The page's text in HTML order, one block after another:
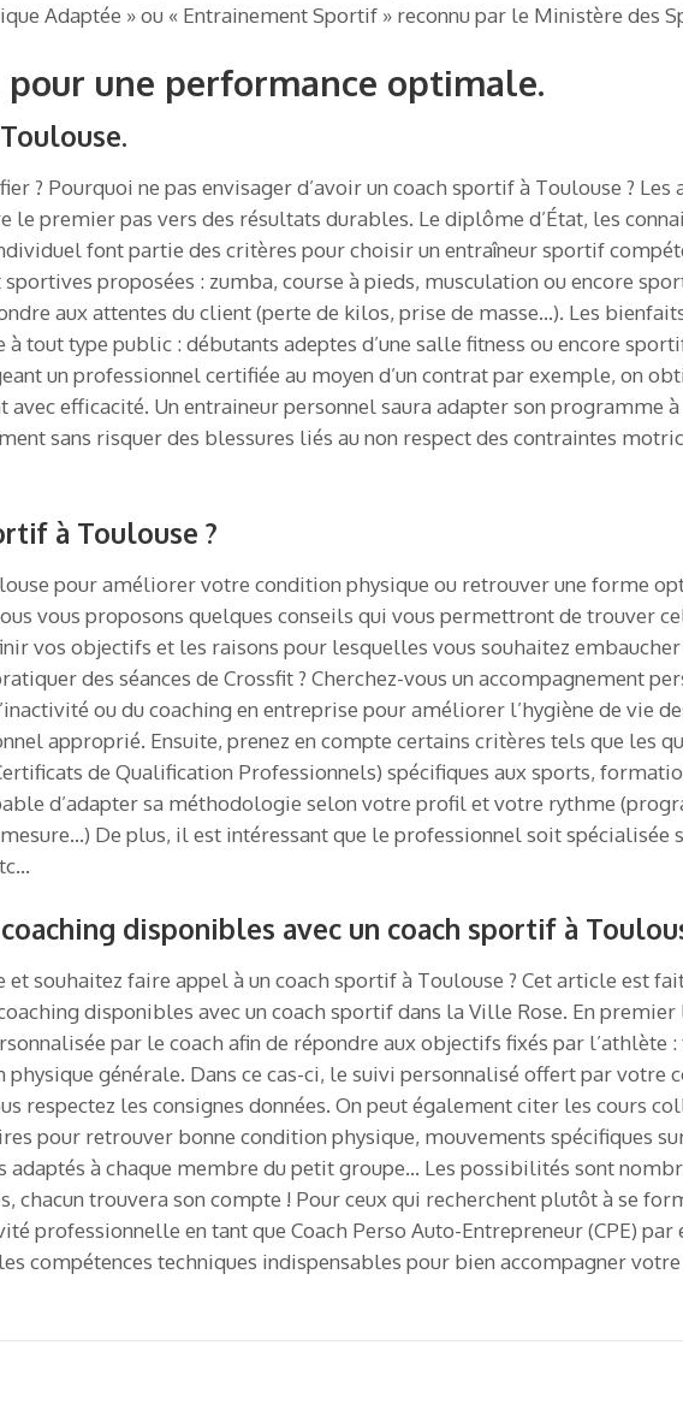
Adaptée » ou « Entrainement Sportif » reconnu par le Ministère des
une performance optimale.
? Pourquoi ne pas envisager d’avoir un coach sportif à Toulouse ?
le premier pas vers des résultats durables. Le diplôme d’État, les
font partie des critères pour choisir un entraîneur sportif
proposées : zumba, course à pieds, musculation ou encore
aux attentes du client (perte de kilos, prise de masse…). Les
à tout type public : débutants adeptes d’une salle fitness ou encore
un professionnel certifiée au moyen d’un contrat par exemple, on
avec efficacité. Un entraineur personnel saura adapter son programme
sans risquer des blessures liés au non respect des contraintes
à Toulouse ?
pour améliorer votre condition physique ou retrouver une forme
vous proposons quelques conseils qui vous permettront de trouver
vos objectifs et les raisons pour lesquelles vous souhaitez
des séances de Crossfit ? Cherchez-vous un accompagnement
ou du coaching en entreprise pour améliorer l’hygiène de vie
approprié. Ensuite, prenez en compte certains critères tels que les
de Qualification Professionnels) spécifiques aux sports,
d’adapter sa méthodologie selon votre profil et votre rythme
De plus, il est intéressant que le professionnel soit spécialisée
disponibles avec un coach sportif à
souhaitez faire appel à un coach sportif à Toulouse ? Cet article est
disponibles avec un coach sportif dans la Ville Rose. En
par le coach afin de répondre aux objectifs fixés par l’athlète
générale. Dans ce cas-ci, le suivi personnalisé offert par votre
respectez les consignes données. On peut également citer les cours
pour retrouver bonne condition physique, mouvements spécifiques
à chaque membre du petit groupe… Les possibilités sont
chacun trouvera son compte ! Pour ceux qui recherchent plutôt à se
professionnelle en tant que Coach Perso Auto-Entrepreneur (CPE)
compétences techniques indispensables pour bien accompagner